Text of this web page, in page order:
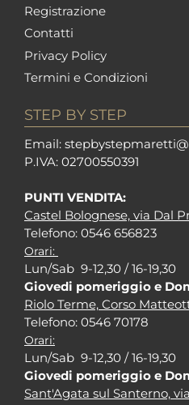
Registrazione
Contatti
Privacy Policy
Termini e Condizioni
STEP BY STEP
Email: stepbystepm
P.IVA: 02700550391
PUNTI VENDITA:
Castel Bolognese, via Dal
Telefono: 0546 656823
Orari:
Lun/Sab 9-12,30 / 16-19,30
Giovedi pomeriggio e
Riolo Terme, Corso
Telefono: 0546 70178
Orari:
Lun/Sab 9-12,30 / 16-19,30
Giovedi pomeriggio e
Sant'Agata sul Santerno,